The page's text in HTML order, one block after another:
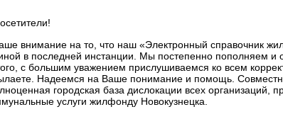
внимание на то, что наш «Электронный справочник
в последней инстанции. Мы постепенно пополняем и
с большим уважением прислушиваемся ко всем
Надеемся на Ваше понимание и помощь.
городская база дислокации всех организаций,
услуги жилфонду Новокузнецка.